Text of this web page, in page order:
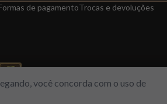
você concorda com o uso de
de pagamentoTrocas e devoluções